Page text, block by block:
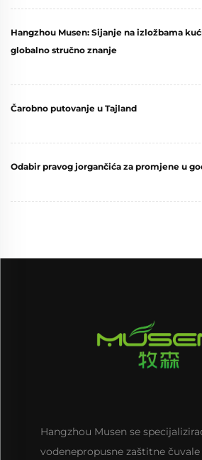
Hangzhou Musen: Sijanje na izložbama
globalno stručno znanje
Čarobno putovanje u Tajland
Odabir pravog jorgančića za promjene u
Hangzhou Musen se
vodenepropusne zaštitne čuvale